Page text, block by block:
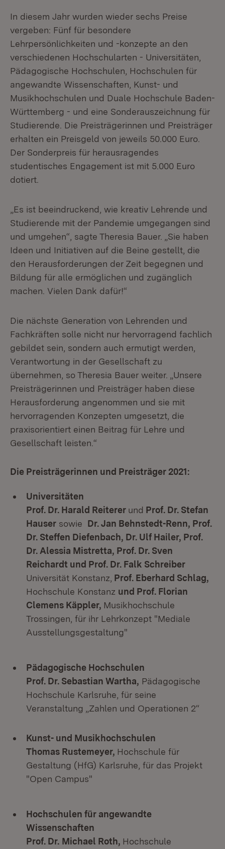
In diesem Jahr wurden wieder sechs Preise
vergeben: Fünf für besondere
Lehrpersönlichkeiten und -konzepte an den
verschiedenen Hochschularten - Universitäten,
Pädagogische Hochschulen, Hochschulen für
angewandte Wissenschaften, Kunst- und
Musikhochschulen und Duale Hochschule Baden-
Württemberg - und eine Sonderauszeichnung für
Studierende. Die Preisträgerinnen und Preisträger
erhalten ein Preisgeld von jeweils 50.000 Euro.
Der Sonderpreis für herausragendes
studentisches Engagement ist mit 5.000 Euro
dotiert.
„Es ist beeindruckend, wie kreativ Lehrende und
Studierende mit der Pandemie umgegangen sind
und umgehen“, sagte Theresia Bauer. „Sie haben
Ideen und Initiativen auf die Beine gestellt, die
den Herausforderungen der Zeit begegnen und
Bildung für alle ermöglichen und zugänglich
machen. Vielen Dank dafür!“
Die nächste Generation von Lehrenden und
Fachkräften solle nicht nur hervorragend fachlich
gebildet sein, sondern auch ermutigt werden,
Verantwortung in der Gesellschaft zu
übernehmen, so Theresia Bauer weiter. „Unsere
Preisträgerinnen und Preisträger haben diese
Herausforderung angenommen und sie mit
hervorragenden Konzepten umgesetzt, die
praxisorientiert einen Beitrag für Lehre und
Gesellschaft leisten.“
Die Preisträgerinnen und Preisträger 2021:
Universitäten
Prof. Dr. Harald Reiterer und Prof. Dr. Stefan
Hauser sowie Dr. Jan Behnstedt-Renn, Prof.
Dr. Steffen Diefenbach, Dr. Ulf Hailer, Prof.
Dr. Alessia Mistretta, Prof. Dr. Sven
Reichardt und Prof. Dr. Falk Schreiber
Universität Konstanz, Prof. Eberhard Schlag,
Hochschule Konstanz und Prof. Florian
Clemens Käppler, Musikhochschule
Trossingen, für ihr Lehrkonzept "Mediale
Ausstellungsgestaltung"
Pädagogische Hochschulen
Prof. Dr. Sebastian Wartha, Pädagogische
Hochschule Karlsruhe, für seine
Veranstaltung „Zahlen und Operationen 2“
Kunst- und Musikhochschulen
Thomas Rustemeyer, Hochschule für
Gestaltung (HfG) Karlsruhe, für das Projekt
"Open Campus"
Hochschulen für angewandte
Wissenschaften
Prof. Dr. Michael Roth, Hochschule